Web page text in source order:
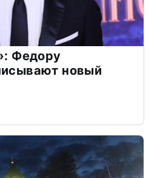
Федору
новый